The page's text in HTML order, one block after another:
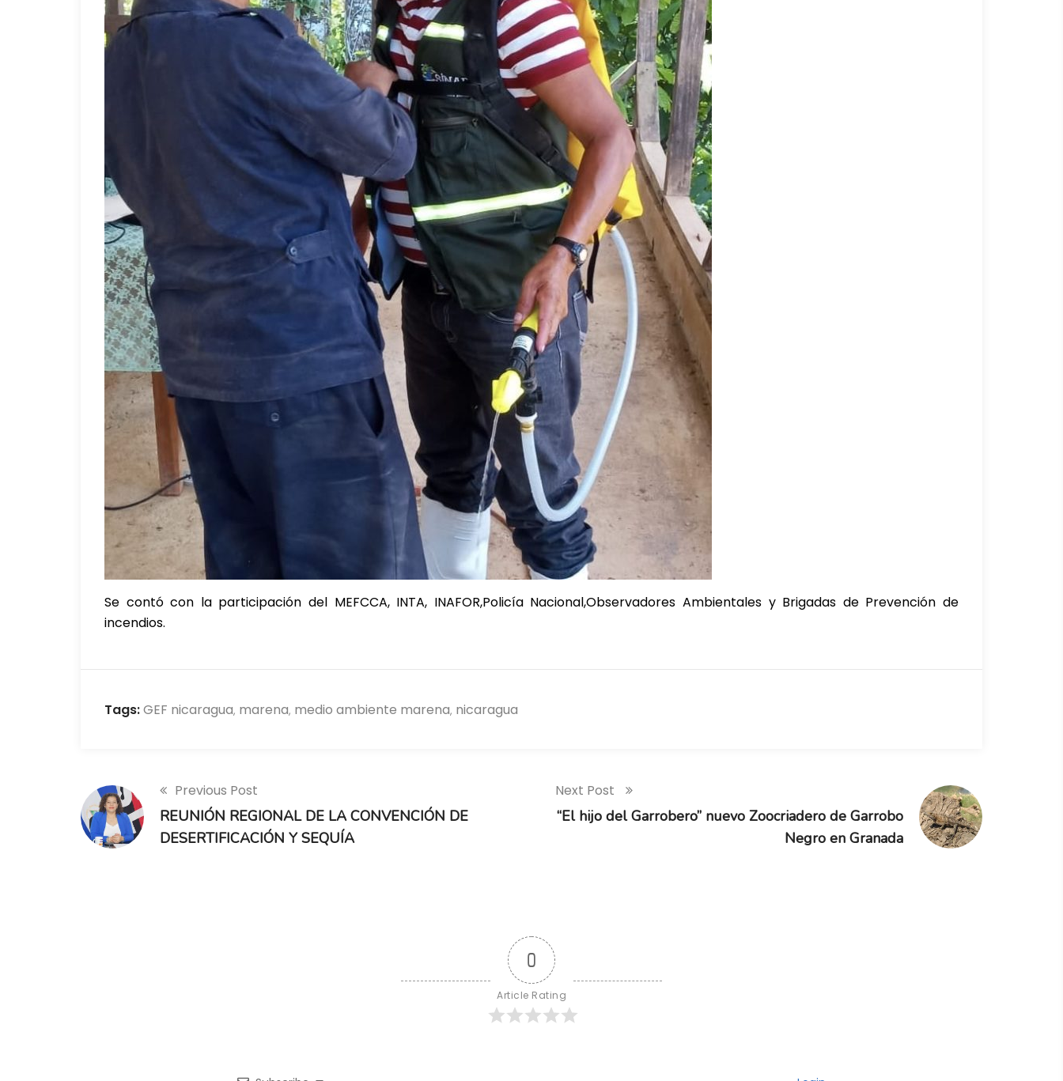
Se contó con la participación del MEFCCA, INTA, INAFOR,Policía Nacional,Observadores Ambientales y Brigadas de Prevención de
incendios.
Tags:GEF nicaragua, marena, medio ambiente marena, nicaragua
Previous Post
REUNIÓN REGIONAL DE LA CONVENCIÓN DE
DESERTIFICACIÓN Y SEQUÍA
Next Post
“El hijo del Garrobero” nuevo Zoocriadero de Garrobo
Negro en Granada
0
Article Rating